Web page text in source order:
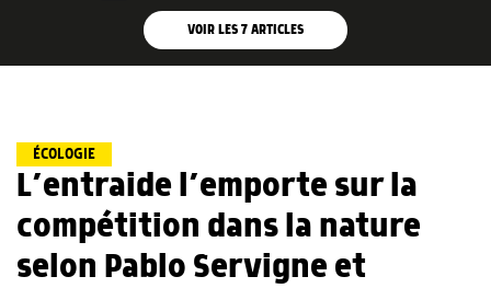
VOIR LES 7 ARTICLES
ÉCOLOGIE
L’entraide l’emporte sur la
compétition dans la nature
selon Pablo Servigne et